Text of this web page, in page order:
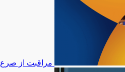
مراقبت از